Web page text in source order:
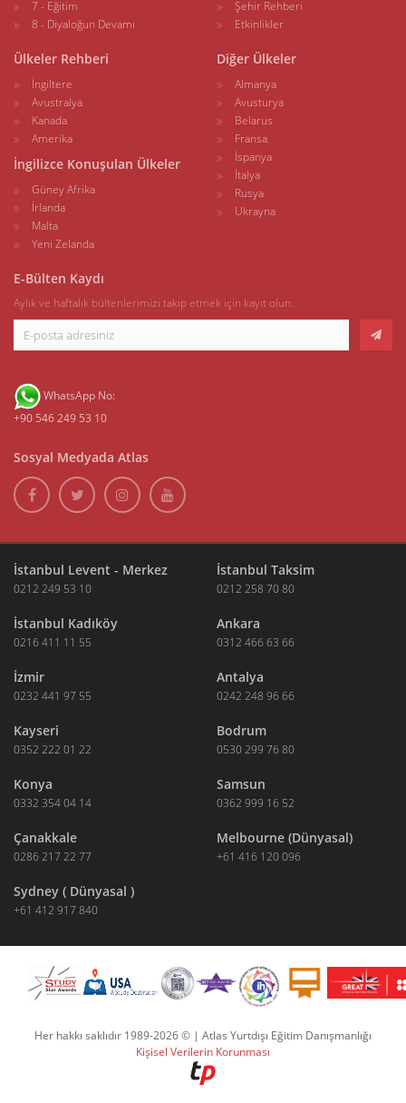
7 - Eğitim
8 - Diyaloğun Devamı
Şehir Rehberi
Etkinlikler
Ülkeler Rehberi
İngiltere
Avustralya
Kanada
Amerika
İngilizce Konuşulan Ülkeler
Güney Afrika
İrlanda
Malta
Yeni Zelanda
Diğer Ülkeler
Almanya
Avusturya
Belarus
Fransa
İspanya
İtalya
Rusya
Ukrayna
E-Bülten Kaydı
Aylık ve haftalık bültenlerimizi takip etmek için kayıt olun.
WhatsApp No:
+90 546 249 53 10
Sosyal Medyada Atlas
İstanbul Levent - Merkez
0212 249 53 10
İstanbul Taksim
0212 258 70 80
İstanbul Kadıköy
0216 411 11 55
Ankara
0312 466 63 66
İzmir
0232 441 97 55
Antalya
0242 248 96 66
Kayseri
0352 222 01 22
Bodrum
0530 299 76 80
Konya
0332 354 04 14
Samsun
0362 999 16 52
Çanakkale
0286 217 22 77
Melbourne (Dünyasal)
+61 416 120 096
Sydney ( Dünyasal )
+61 412 917 840
Her hakkı saklıdır 1989-2026 © | Atlas Yurtdışı Eğitim Danışmanlığı
Kişisel Verilerin Korunması